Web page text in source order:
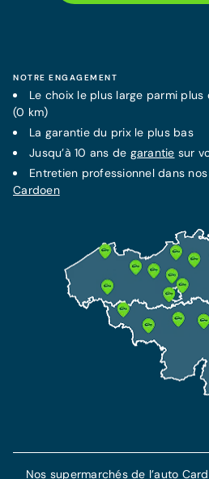
NOTRE ENGAGEMENT
Le choix le plus large parmi
(0 km)
La garantiedu prix le plus bas
Jusqu’à 10 ans de garantie sur
Entretien professionnel dans
Cardoen
Nos supermarchés de l’auto